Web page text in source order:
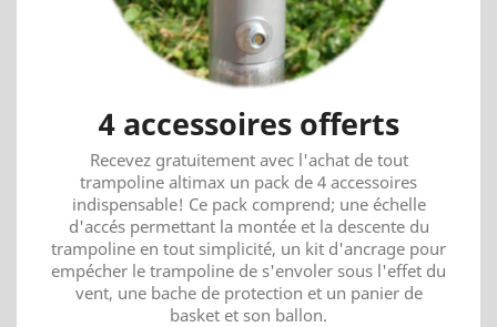
4 accessoires offerts
Recevez gratuitement avec l'achat de tout
trampoline altimax un pack de 4 accessoires
indispensable! Ce pack comprend; une échelle
d'accés permettant la montée et la descente du
trampoline en tout simplicité, un kit d'ancrage pour
empécher le trampoline de s'envoler sous l'effet du
vent, une bache de protection et un panier de
basket et son ballon.